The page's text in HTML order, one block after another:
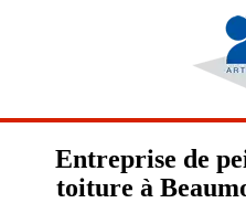
Entreprise de
toiture à